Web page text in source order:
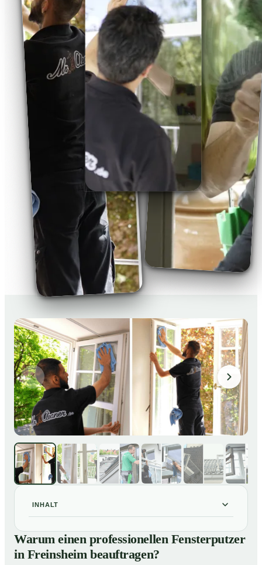
INHALT
Warum einen professionellen Fensterputzer in
Freinsheim beauftragen?
Warum einen professionellen Fensterputzer
in Freinsheim beauftragen?